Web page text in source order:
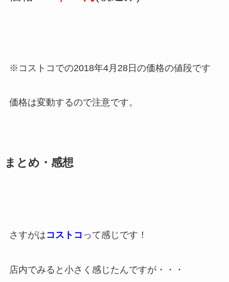
※コストコでの2018年4月28日の価格の値段です
価格は変動するので注意です。
まとめ・感想
さすがはコストコ って感じです！
店内でみると小さく感じたんですが・・・